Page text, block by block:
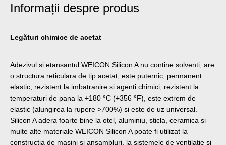
Informații despre produs
Legături chimice de acetat
Adezivul si etansantul WEICON Silicon A nu contine solventi, are
o structura reticulara de tip acetat, este puternic, permanent
elastic, rezistent la imbatranire si agenti chimici, rezistent la
temperaturi de pana la +180 °C (+356 °F), este extrem de
elastic (alungirea la rupere >700%) si este de uz universal.
Silicon A adera foarte bine la otel, aluminiu, sticla, ceramica si
multe alte materiale WEICON Silicon A poate fi utilizat la
constructia de masini si ansambluri, la sistemele de ventilatie si